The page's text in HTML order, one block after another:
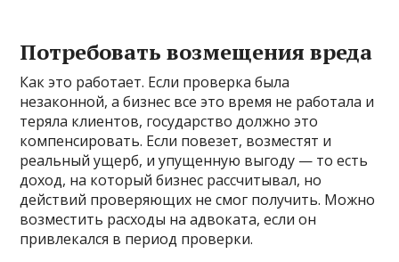
Потребовать возмещения вреда
Как это работает. Если проверка была
незаконной, а бизнес все это время не работала и
теряла клиентов, государство должно это
компенсировать. Если повезет, возместят и
реальный ущерб, и упущенную выгоду — то есть
доход, на который бизнес рассчитывал, но
действий проверяющих не смог получить. Можно
возместить расходы на адвоката, если он
привлекался в период проверки.